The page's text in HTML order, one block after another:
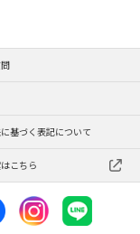
基づく表記について
こちら